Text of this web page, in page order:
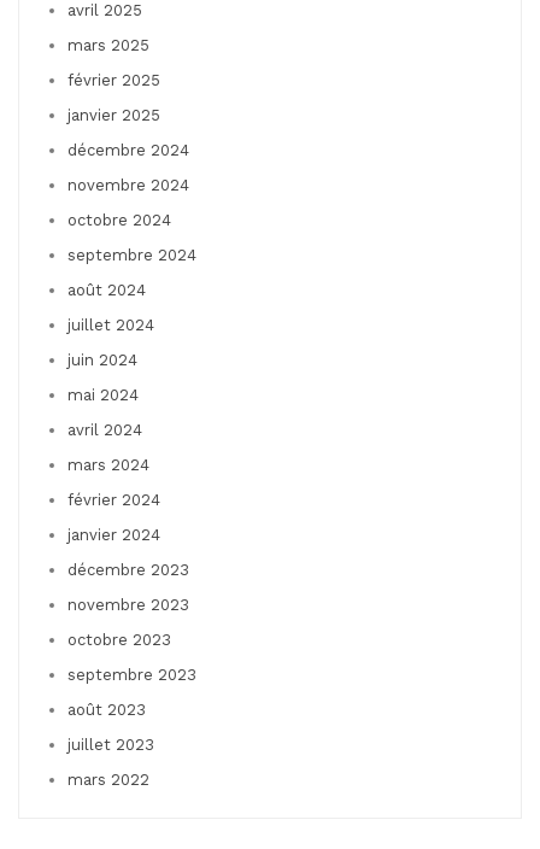
avril 2025
mars 2025
février 2025
janvier 2025
décembre 2024
novembre 2024
octobre 2024
septembre 2024
août 2024
juillet 2024
juin 2024
mai 2024
avril 2024
mars 2024
février 2024
janvier 2024
décembre 2023
novembre 2023
octobre 2023
septembre 2023
août 2023
juillet 2023
mars 2022